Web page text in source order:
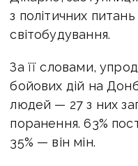
з політичних
світобудування.
За її словами,
бойових дій на
людей — 27 з них
поранення. 63%
35% — він мін.